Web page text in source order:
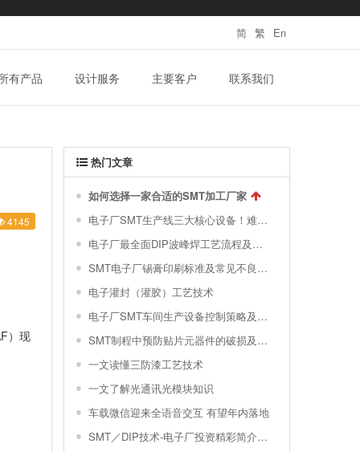
简 繁 En
有产品 设计服务 主要客户 联系我们
4145
）现
热门文章
如何选择一家合适的SMT加工厂家
电子厂SMT生产线三大核心设备！难得一见的SMT制程关键工艺视频！
电子厂最全面DIP波峰焊工艺流程及波峰焊接的缺陷不良原因分析 !
SMT电子厂锡膏印刷标准及常见不良分析汇总
电子灌封（灌胶）工艺技术
电子厂SMT车间生产设备控制策略及对环境的要求|干货分享
SMT制程中预防贴片元器件的破损及撞件
一文读懂三防漆工艺技术
一文了解光通讯光模块知识
车载微信迎来全语音交互 有望年内落地
SMT／DIP技术-电子厂投资精彩简介与配置图示